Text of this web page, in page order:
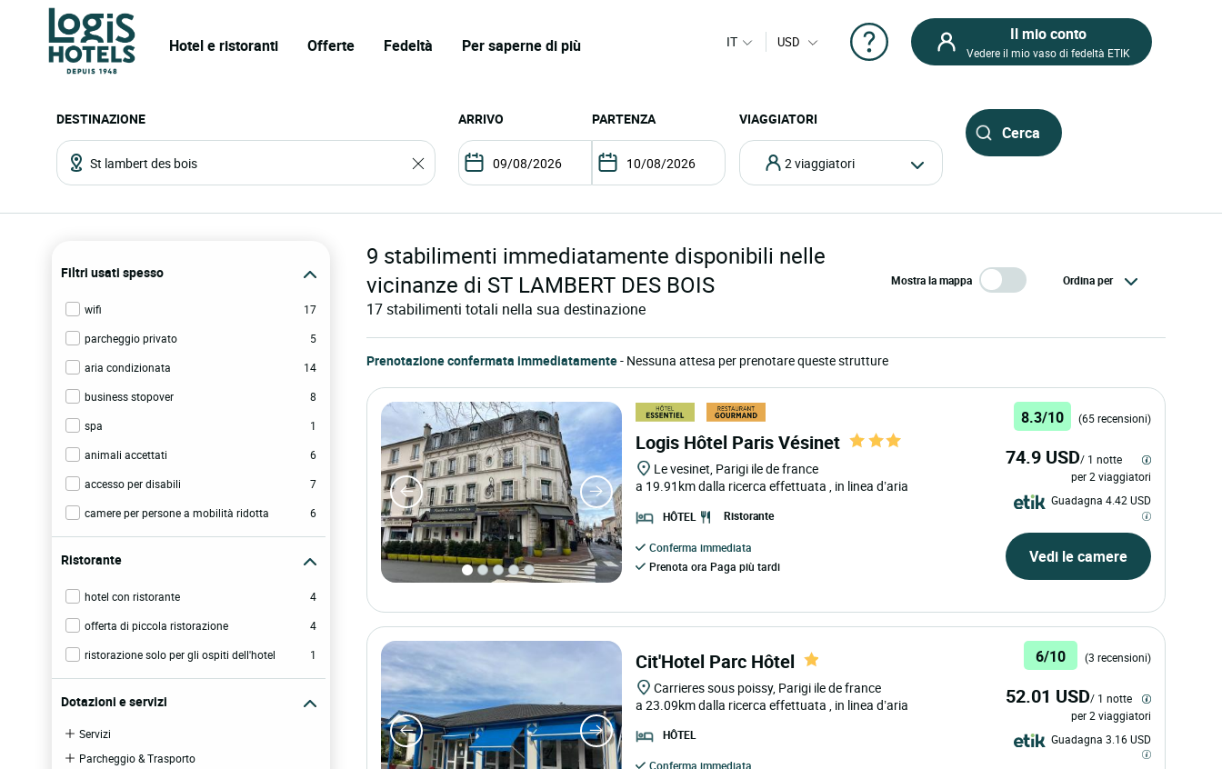
Hotel e ristoranti Offerte Fedeltà Per saperne di più IT USD Il mio conto
Vedere il mio vaso di fedeltà ETIK
DESTINAZIONE ARRIVO PARTENZA VIAGGIATORI
2 viaggiatori
Filtri usati spesso
wifi
17
parcheggio privato
5
aria condizionata
14
business stopover
8
spa
1
animali accettati
6
accesso per disabili
7
camere per persone a mobilità ridotta
6
Ristorante
hotel con ristorante
4
offerta di piccola ristorazione
4
ristorazione solo per gli ospiti dell'hotel
1
Dotazioni e servizi
Servizi
Parcheggio & Trasporto
9 stabilimenti immediatamente disponibili nelle
vicinanze di ST LAMBERT DES BOIS
17stabilimenti totali nella sua destinazione
Mostra la mappa Ordina per
Prenotazione confermata immediatamente- Nessuna attesa per prenotare queste strutture
Logis Hôtel Paris Vésinet
Le vesinet, Parigi ile de france
a 19.91km dalla ricerca effettuata , in linea d’aria
HÔTEL Ristorante
Conferma immediata
Prenota ora Paga più tardi
8.3/10 (65 recensioni)
74.9 USD/ 1 notte
per 2 viaggiatori
Guadagna 4.42 USD
Vedi le camere
Cit'Hotel Parc Hôtel
Carrieres sous poissy, Parigi ile de france
a 23.09km dalla ricerca effettuata , in linea d’aria
HÔTEL
Conferma immediata
6/10 (3 recensioni)
52.01 USD/ 1 notte
per 2 viaggiatori
Guadagna 3.16 USD